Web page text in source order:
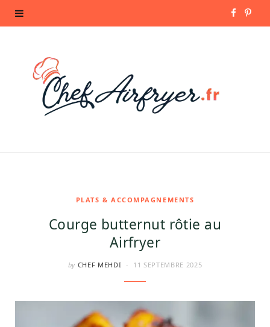
P
PLATS & ACCOMPAGNEMENTS
Courge butternut rôtie au
Airfryer
by CHEF MEHDI 11 SEPTEMBRE 2025